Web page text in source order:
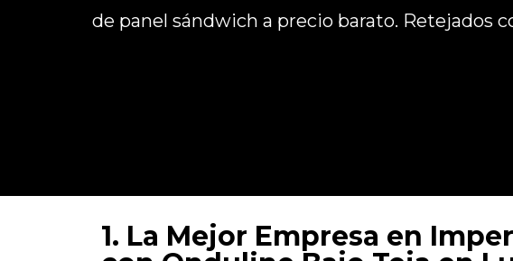
de panel sándwich a precio barato. Retejados
1. La Mejor Empresa en